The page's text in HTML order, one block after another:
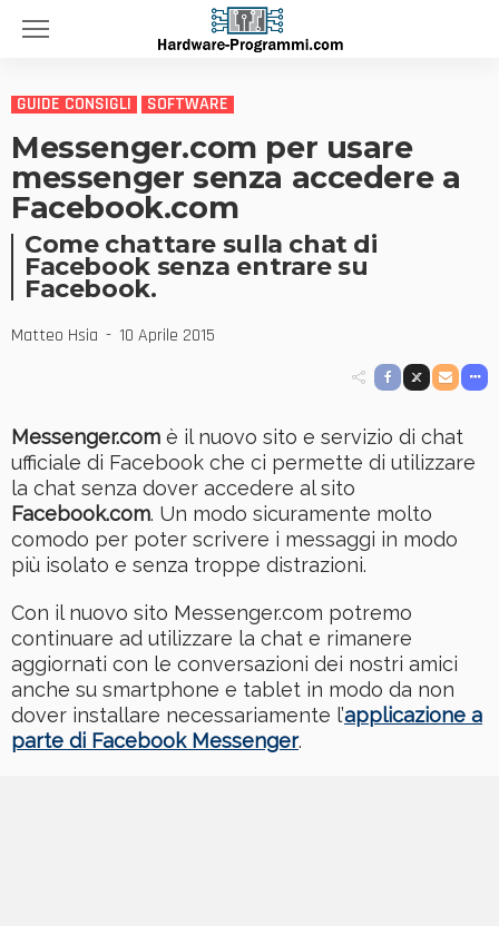
GUIDE CONSIGLI SOFTWARE
Messenger.com per usare
messenger senza accedere a
Facebook.com
Come chattare sulla chat di
Facebook senza entrare su
Facebook.
Matteo Hsia 10 Aprile 2015
Messenger.com è il nuovo sito e servizio di chat
ufficiale di Facebook che ci permette di utilizzare
la chat senza dover accedere al sito
Facebook.com. Un modo sicuramente molto
comodo per poter scrivere i messaggi in modo
più isolato e senza troppe distrazioni.
Con il nuovo sito Messenger.com potremo
continuare ad utilizzare la chat e rimanere
aggiornati con le conversazioni dei nostri amici
anche su smartphone e tablet in modo da non
dover installare necessariamente l’applicazione a
parte di Facebook Messenger.